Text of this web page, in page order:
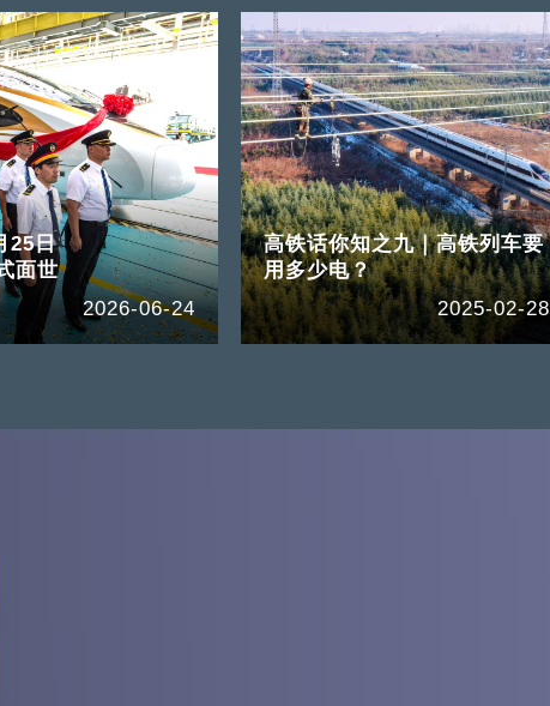
25日
面世
2026-06-24
高铁话你知之九｜高铁列车要
用多少电？
2025-02-28